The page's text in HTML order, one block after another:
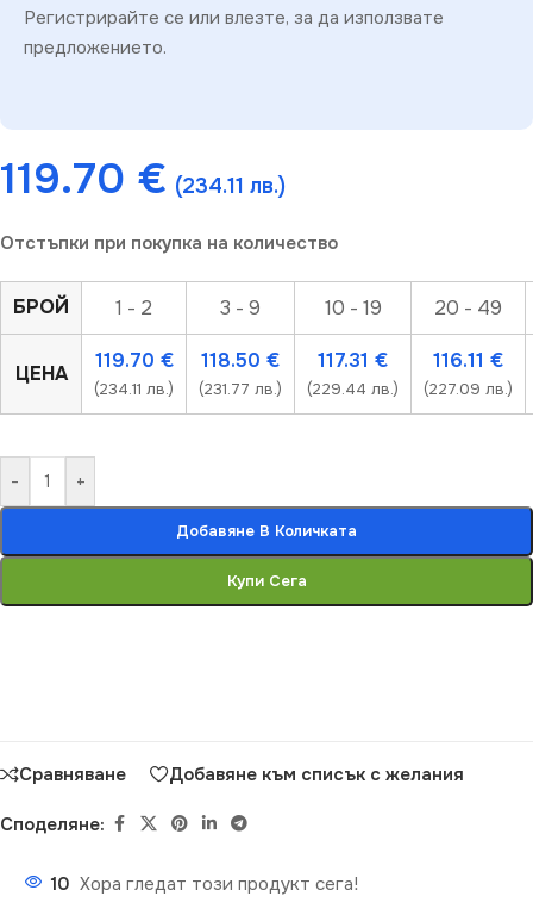
Регистрирайте се или влезте, за да използвате
предложението.
119.70 € (234.11 лв.)
Отстъпки при покупка на количество
БРОЙ 1 - 2 3 - 9 10 - 19 20 - 49
ЦЕНА
119.70 €
(234.11 лв.)
118.50 €
(231.77 лв.)
117.31 €
(229.44 лв.)
116.11 €
(227.09 лв.)
- +
Добавяне В Количката
Купи Сега
Сравняване Добавяне към списък с желания
Споделяне:
10 Хора гледат този продукт сега!